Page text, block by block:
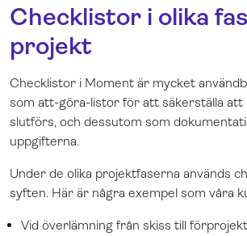
Checklistor i olika
projekt
Checklistor i Moment är mycket
som att-göra-listor för att säkerställa att
slutförs, och dessutom som
uppgifterna.
Under de olika projektfaserna används
syften. Här är några exempel som våra
Vid överlämning från skiss till